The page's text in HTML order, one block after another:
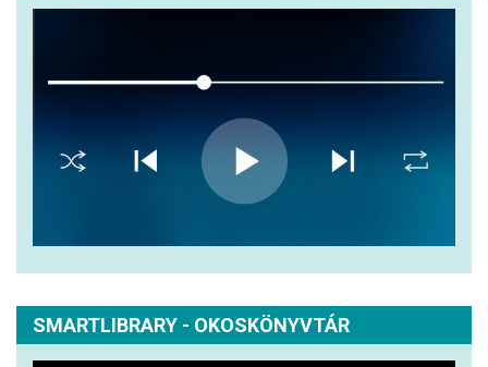
SMARTLIBRARY - OKOSKÖNYVTÁR